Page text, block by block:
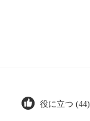
役に立つ (44)